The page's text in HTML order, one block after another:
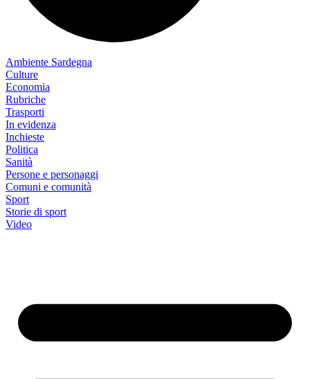
Ambiente Sardegna
Culture
Economia
Rubriche
Trasporti
In evidenza
Inchieste
Politica
Sanità
Persone e personaggi
Comuni e comunità
Sport
Storie di sport
Video